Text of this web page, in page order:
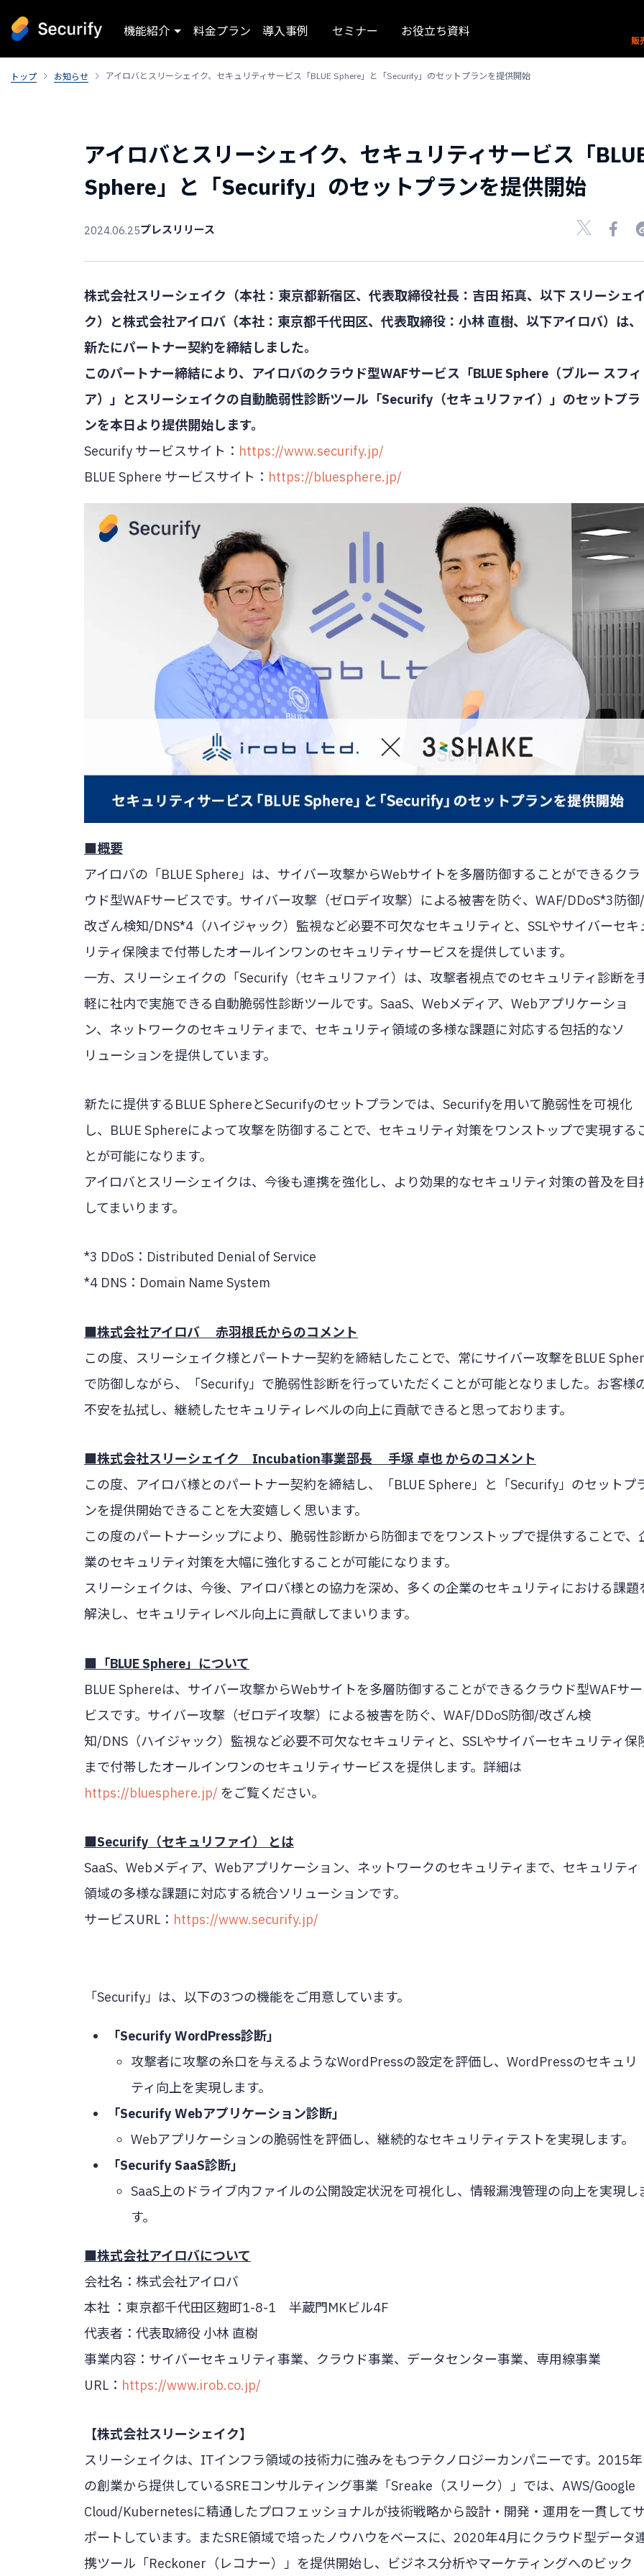
機能紹介 料金プラン 導入事例 セミナー お役立ち資料
トップ お知らせ アイロバとスリーシェイク、セキュリティサービス「BLUE Sphere」と「Securify」のセットプランを提供開始
アイロバとスリーシェイク、セキュリティサービス「
Sphere」と「Securify」のセットプランを提供開始
2024.06.25プレスリリース
株式会社スリーシェイク（本社：東京都新宿区、代表取締役社長：吉田 拓真、以下 スリーシェ
ク）と株式会社アイロバ（本社：東京都千代田区、代表取締役：小林 直樹、以下アイロバ）は、
新たにパートナー契約を締結しました。
このパートナー締結により、アイロバのクラウド型WAFサービス「BLUE Sphere（ブルー スフィ
ア）」とスリーシェイクの自動脆弱性診断ツール「Securify（セキュリファイ）」のセットプラ
ンを本日より提供開始します。
Securify サービスサイト： https://www.securify.jp/
BLUE Sphere サービスサイト： https://bluesphere.jp/
■概要
アイロバの「BLUE Sphere」は、サイバー攻撃からWebサイトを多層防御することができるクラ
ウド型WAFサービスです。サイバー攻撃（ゼロデイ攻撃）による被害を防ぐ、WAF/DDoS*3防御/
改ざん検知/DNS*4（ハイジャック）監視など必要不可欠なセキュリティと、SSLやサイバーセキ
リティ保険まで付帯したオールインワンのセキュリティサービスを提供しています。
一方、スリーシェイクの「Securify（セキュリファイ）は、攻撃者視点でのセキュリティ診断を
軽に社内で実施できる自動脆弱性診断ツールです。SaaS、Webメディア、Webアプリケーショ
ン、ネットワークのセキュリティまで、セキュリティ領域の多様な課題に対応する包括的なソ
リューションを提供しています。
新たに提供するBLUE SphereとSecurifyのセットプランでは、Securifyを用いて脆弱性を可視化
し、BLUE Sphereによって攻撃を防御することで、セキュリティ対策をワンストップで実現する
とが可能になります。
アイロバとスリーシェイクは、今後も連携を強化し、より効果的なセキュリティ対策の普及を目
してまいります。
*3 DDoS：Distributed Denial of Service
*4 DNS：Domain Name System
■株式会社アイロバ 赤羽根氏からのコメント
この度、スリーシェイク様とパートナー契約を締結したことで、常にサイバー攻撃をBLUE
で防御しながら、「Securify」で脆弱性診断を行っていただくことが可能となりました。お客様
不安を払拭し、継続したセキュリティレベルの向上に貢献できると思っております。
■株式会社スリーシェイク Incubation事業部長 手塚 卓也 からのコメント
この度、アイロバ様とのパートナー契約を締結し、「BLUE Sphere」と「Securify」のセットプ
ンを提供開始できることを大変嬉しく思います。
この度のパートナーシップにより、脆弱性診断から防御までをワンストップで提供することで、
業のセキュリティ対策を大幅に強化することが可能になります。
スリーシェイクは、今後、アイロバ様との協力を深め、多くの企業のセキュリティにおける課題
解決し、セキュリティレベル向上に貢献してまいります。
■「BLUE Sphere」について
BLUE Sphereは、サイバー攻撃からWebサイトを多層防御することができるクラウド型WAFサー
ビスです。サイバー攻撃（ゼロデイ攻撃）による被害を防ぐ、WAF/DDoS防御/改ざん検
知/DNS（ハイジャック）監視など必要不可欠なセキュリティと、SSLやサイバーセキュリティ保
まで付帯したオールインワンのセキュリティサービスを提供します。詳細は
https://bluesphere.jp/ をご覧ください。
■Securify（セキュリファイ） とは
SaaS、Webメディア、Webアプリケーション、ネットワークのセキュリティまで、セキュリティ
領域の多様な課題に対応する統合ソリューションです。
サービスURL： https://www.securify.jp/
「Securify」は、以下の3つの機能をご用意しています。
「Securify WordPress診断」
攻撃者に攻撃の糸口を与えるようなWordPressの設定を評価し、WordPressのセキュリ
ティ向上を実現します。
「Securify Webアプリケーション診断」
Webアプリケーションの脆弱性を評価し、継続的なセキュリティテストを実現します。
「Securify SaaS診断」
SaaS上のドライブ内ファイルの公開設定状況を可視化し、情報漏洩管理の向上を実現し
す。
■株式会社アイロバについて
会社名：株式会社アイロバ
本社 ：東京都千代田区麹町1-8-1 半蔵門MKビル4F
代表者：代表取締役 小林 直樹
事業内容：サイバーセキュリティ事業、クラウド事業、データセンター事業、専用線事業
URL： https://www.irob.co.jp/
【株式会社スリーシェイク】
スリーシェイクは、ITインフラ領域の技術力に強みをもつテクノロジーカンパニーです。2015年
の創業から提供しているSREコンサルティング事業「Sreake（スリーク）」では、AWS/Google
Cloud/Kubernetesに精通したプロフェッショナルが技術戦略から設計・開発・運用を一貫して
ポートしています。またSRE領域で培ったノウハウをベースに、2020年4月にクラウド型データ
携ツール「Reckoner（レコナー）」を提供開始し、ビジネス分析やマーケティングへのビック